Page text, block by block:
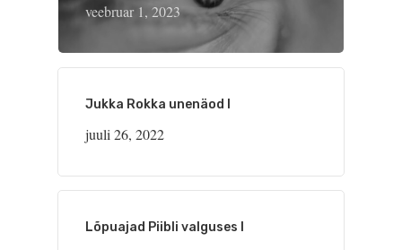
veebruar 1, 2023
Jukka Rokka unenäod I
juuli 26, 2022
Lõpuajad Piibli valguses I